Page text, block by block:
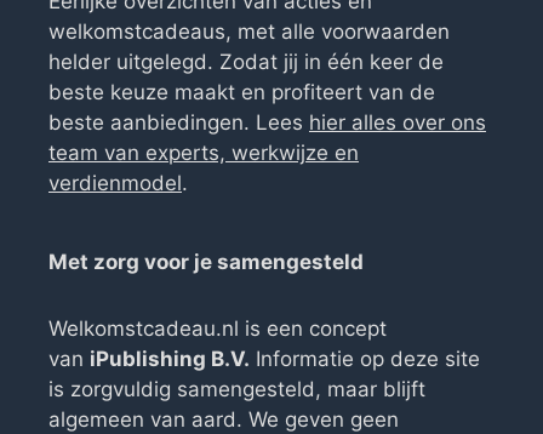
welkomstcadeaus, met alle voorwaarden
helder uitgelegd. Zodat jij in één keer de
beste keuze maakt en profiteert van de
beste aanbiedingen. Lees hier alles over ons
team van experts, werkwijze en
verdienmodel.
Met zorg voor je samengesteld
Welkomstcadeau.nl is een concept
van iPublishing B.V. Informatie op deze site
is zorgvuldig samengesteld, maar blijft
algemeen van aard. We geven geen